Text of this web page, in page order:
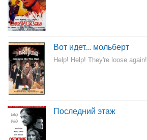
Вот идет... мольберт
Help! Help! They're loose again!
Последний этаж